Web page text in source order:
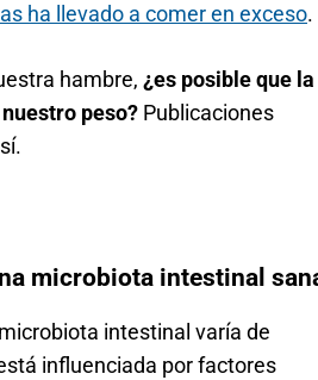
ha llevado a comer en exceso.
hambre, ¿es posible que la
peso? Publicaciones
microbiota intestinal
intestinal varía de
influenciada por factores